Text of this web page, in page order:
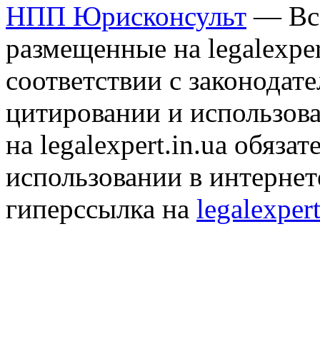
НПП Юрисконсульт —
размещенные на
соответствии с
цитировании и
на legalexpert.in.ua
использовании в
гиперссылка на